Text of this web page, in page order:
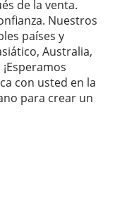
de la venta.
Nuestros
países y
Australia,
con usted en la
para crear un